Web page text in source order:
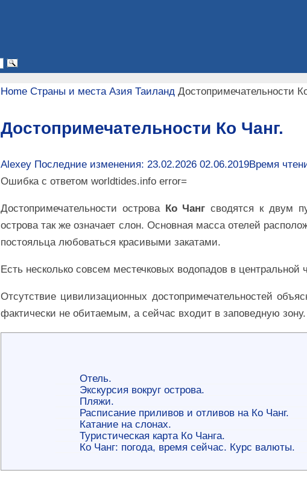
Home Страны и места Азия Таиланд Достопримечательности
Достопримечательности Ко Чанг.
Alexey Последние изменения: 23.02.2026 02.06.2019Время
Ошибка с ответом worldtides.info error=
Достопримечательности острова Ко Чанг сводятся к двум
острова так же означает слон. Основная масса отелей
постояльца любоваться красивыми закатами.
Есть несколько совсем местечковых водопадов в центральной
Отсутствие цивилизационных достопримечательностей
фактически не обитаемым, а сейчас входит в заповедную зону.
Отель.
Экскурсия вокруг острова.
Пляжи.
Расписание приливов и отливов на Ко Чанг.
Катание на слонах.
Туристическая карта Ко Чанга.
Ко Чанг: погода, время сейчас. Курс валюты.